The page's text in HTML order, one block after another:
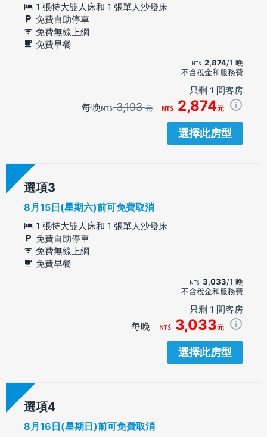
1 張特大雙人床和 1 張單人沙發床
免費自助停車
免費無線上網
免費早餐
2,874/1 晚
不含稅金和服務費
只剩 1 間客房
每晚 3,193元 2,874元
選擇此房型
選項
8月15日(星期六)前可免費取消
1 張特大雙人床和 1 張單人沙發床
免費自助停車
免費無線上網
免費早餐
3,033/1 晚
不含稅金和服務費
只剩 1 間客房
每晚 3,033元
選擇此房型
選項
8月16日(星期日)前可免費取消